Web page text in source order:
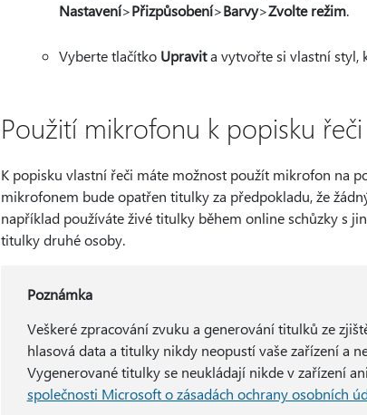
Nastavení>Přizpůsobení>Barvy>Zvolte režim.
Vyberte tlačítko Upravita vytvořte si vlastní styl,
Použití mikrofonu k popisku řeči
K popisku vlastní řeči máte možnost použít mikrofon na
mikrofonem bude opatřen titulky za předpokladu, že
například používáte živé titulky během online schůzky s
titulky druhé osoby.
Poznámka
Veškeré zpracování zvuku a generování titulků ze
hlasová data a titulky nikdy neopustí vaše zařízení a
Vygenerované titulky se neukládají nikde v zařízení
společnosti Microsoft o zásadách ochrany osobních